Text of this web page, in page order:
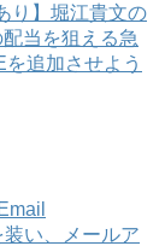
り】堀江貴文の
当を狙える急
追加させよう
い、メールア